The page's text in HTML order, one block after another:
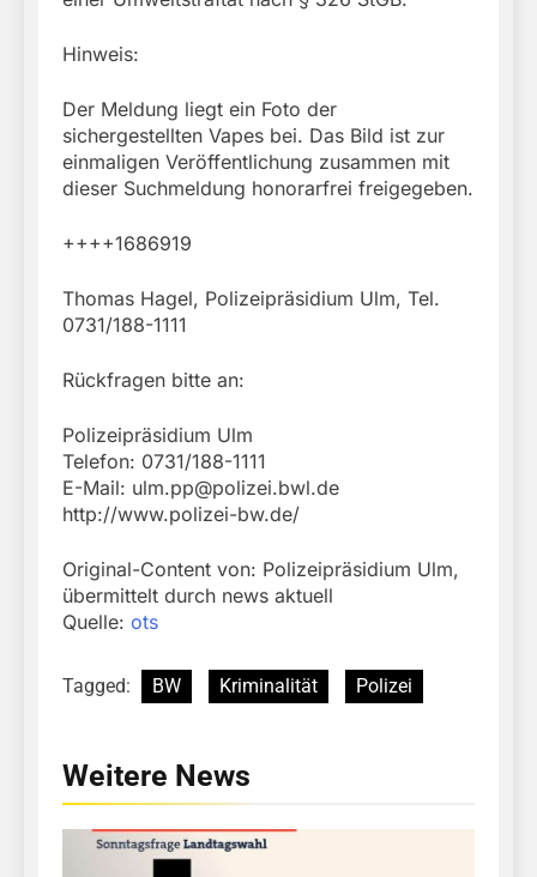
Hinweis:
Der Meldung liegt ein Foto der
sichergestellten Vapes bei. Das Bild ist zur
einmaligen Veröffentlichung zusammen mit
dieser Suchmeldung honorarfrei freigegeben.
++++1686919
Thomas Hagel, Polizeipräsidium Ulm, Tel.
0731/188-1111
Rückfragen bitte an:
Polizeipräsidium Ulm
Telefon: 0731/188-1111
E-Mail: ulm.pp@polizei.bwl.de
http://www.polizei-bw.de/
Original-Content von: Polizeipräsidium Ulm,
übermittelt durch news aktuell
Quelle: ots
Tagged: BW Kriminalität Polizei
Weitere News